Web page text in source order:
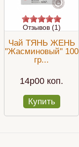
Отзывов (1)
Чай ТЯНЬ ЖЕНЬ
"Жасминовый" 100
гр...
14p00 коп.
Купить